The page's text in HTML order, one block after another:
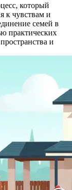
который
к чувствам и
семей в
практических
и